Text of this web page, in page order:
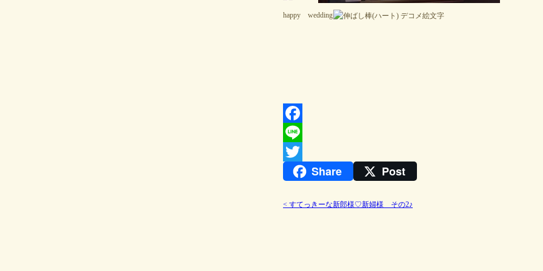
happy wedding
Facebook
Line
Twitter Share Post
< すてっきーな新郎様♡新婦様 その2♪